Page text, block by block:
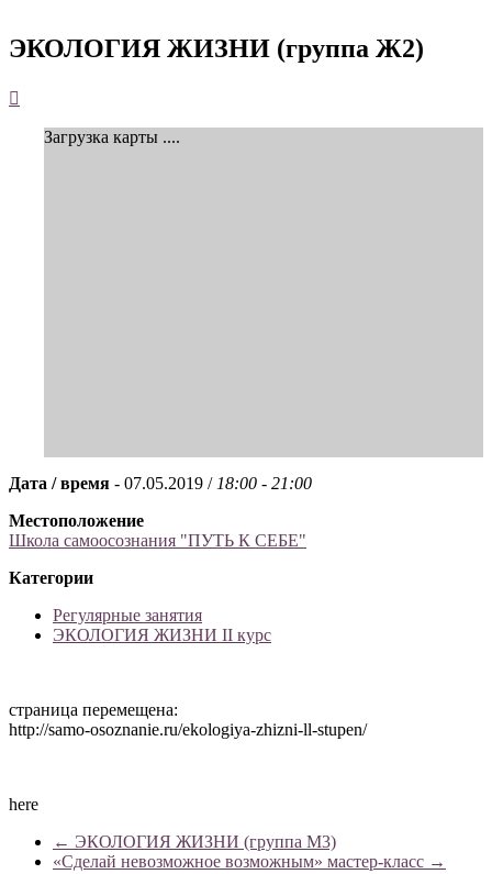
ЭКОЛОГИЯ ЖИЗНИ (группа Ж2)
Загрузка карты ....
Дата / время - 07.05.2019 / 18:00 - 21:00
Местоположение
Школа самоосознания "ПУТЬ К СЕБЕ"
Категории
Регулярные занятия
ЭКОЛОГИЯ ЖИЗНИ II курс
страница перемещена:
http://samo-osoznanie.ru/ekologiya-zhizni-ll-stupen/
here
← ЭКОЛОГИЯ ЖИЗНИ (группа М3)
«Сделай невозможное возможным» мастер-класс →